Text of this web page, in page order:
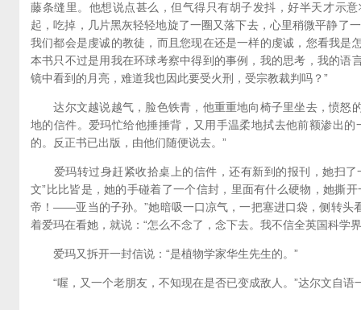
藤条缝里。他想说点甚么，但气得只有胡子发抖，好半天才示
起，吃掉，几片黑灰轻轻地旋了一圈又落下去，心里稍微平静了
我们都会是虔诚的教徒，而且您现在还是一样的虔诚，您看我是
本书只不过是用我在环球考察中得到的事例，我的思考，我的语
镜中看到的月亮，难道我也因此要受火刑，受宗教裁判吗？”
达尔文越说越气，脸色铁青，他重重地向椅子里坐去，愤怒
地的信件。爱玛忙给他捶捶背，又用手温柔地拭去他前额渗出
的。反正书已出版，由他们随便说去。”
爱玛转过身赶紧收拾桌上的信件，还有新到的报刊，她扫了
文”比比皆是，她的手碰着了一个信封，里面有什么硬物，她撕
帝！——亚当的子孙。”她暗吸一口凉气，一把塞进口袋，侧转头
着爱玛在看她，就说：“怎么不念了，念下去。我不信全英国科学
爱玛又拆开一封信说：“是植物学家华生先生的。”
“喔，又一个老朋友，不知现在是否已变成敌人。”达尔文自语